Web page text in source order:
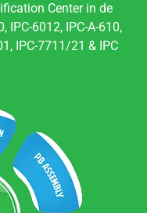
Center in de
IPC-6012, IPC-A-610,
IPC-7711/21 & IPC